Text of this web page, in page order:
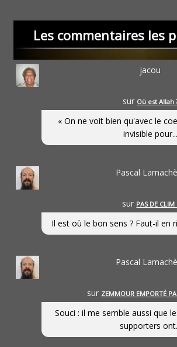
Les commentaires les
jacou
sur Où est Allah
« On ne voit bien qu'avec le
invisible pour...
Pascal
sur PAS DE CLIM
Il est où le bon sens ? Faut-il en
Pascal
sur ZEMMOUR EMPORTÉ
Souci : il me semble aussi que
supporters